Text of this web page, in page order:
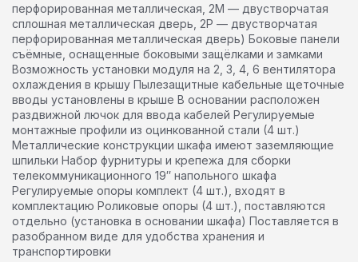
перфорированная металлическая, 2М — двустворчатая
сплошная металлическая дверь, 2Р — двустворчатая
перфорированная металлическая дверь) Боковые панели
съёмные, оснащенные боковыми защёлками и замками
Возможность установки модуля на 2, 3, 4, 6 вентилятора
охлаждения в крышу Пылезащитные кабельные щеточные
вводы установлены в крыше В основании расположен
раздвижной лючок для ввода кабелей Регулируемые
монтажные профили из оцинкованной стали (4 шт.)
Металлические конструкции шкафа имеют заземляющие
шпильки Набор фурнитуры и крепежа для сборки
телекоммуникационного 19″ напольного шкафа
Регулируемые опоры комплект (4 шт.), входят в
комплектацию Роликовые опоры (4 шт.), поставляются
отдельно (установка в основании шкафа) Поставляется в
разобранном виде для удобства хранения и
транспортировки